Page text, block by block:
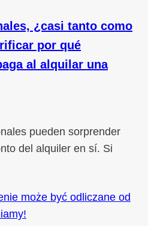
¿casi tanto como
por qué
al alquilar una
pueden sorprender
del alquiler en sí. Si